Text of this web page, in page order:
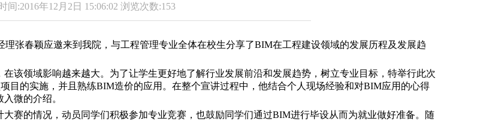
间:2016年12月2日 15:06:02 浏览次数:153
张春颖应邀来到我院，与工程管理专业全体在校生分享了BIM在工程建设领域的发展历程及发展趋
该领域影响越来越大。为了让学生更好地了解行业发展前沿和发展趋势，树立专业目标，特举行此次
目的实施，并且熟练BIM造价的应用。在整个宣讲过程中，他结合个人现场经验和对BIM应用的心得
微的介绍。
赛的情况，动员同学们积极参加专业竞赛，也鼓励同学们通过BIM进行毕设从而为就业做好准备。随